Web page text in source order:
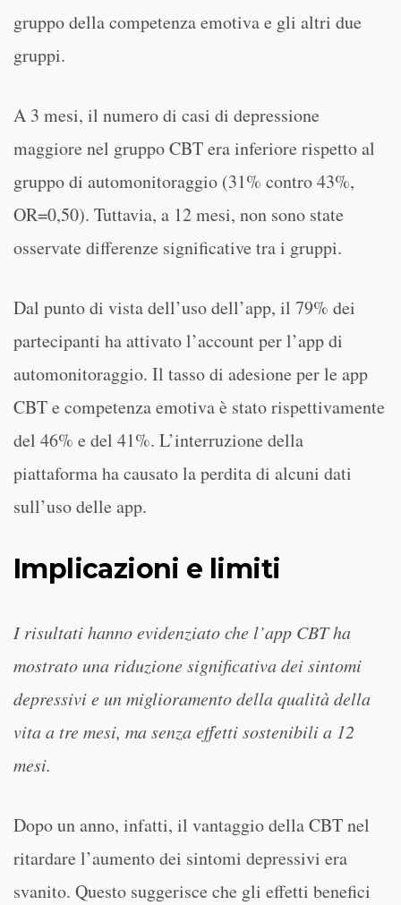
gruppo della competenza emotiva e gli altri due
gruppi.
A 3 mesi, il numero di casi di depressione
maggiore nel gruppo CBT era inferiore rispetto al
gruppo di automonitoraggio (31% contro 43%,
OR=0,50). Tuttavia, a 12 mesi, non sono state
osservate differenze significative tra i gruppi.
Dal punto di vista dell’uso dell’app, il 79% dei
partecipanti ha attivato l’account per l’app di
automonitoraggio. Il tasso di adesione per le app
CBT e competenza emotiva è stato rispettivamente
del 46% e del 41%. L’interruzione della
piattaforma ha causato la perdita di alcuni dati
sull’uso delle app.
Implicazioni e limiti
I risultati hanno evidenziato che l’app CBT ha
mostrato una riduzione significativa dei sintomi
depressivi e un miglioramento della qualità della
vita a tre mesi, ma senza effetti sostenibili a 12
mesi.
Dopo un anno, infatti, il vantaggio della CBT nel
ritardare l’aumento dei sintomi depressivi era
svanito. Questo suggerisce che gli effetti benefici